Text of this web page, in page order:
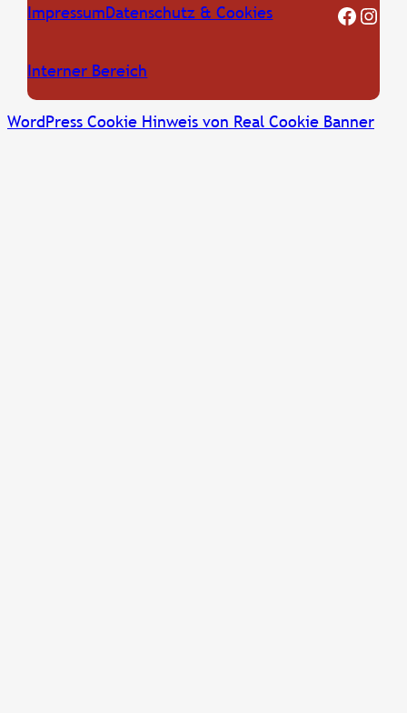
ImpressumDatenschutz & Cookies
Interner Bereich
FF Oberkreuzstetten Facebook Seite Instagram
WordPress Cookie Hinweis von Real Cookie Banner